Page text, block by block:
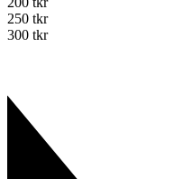
250 tkr
300 tkr